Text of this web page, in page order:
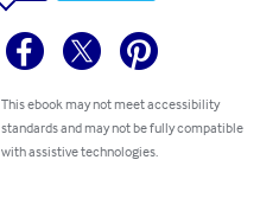
This ebook may not meet accessibility
standards and may not be fully compatible
with assistive technologies.